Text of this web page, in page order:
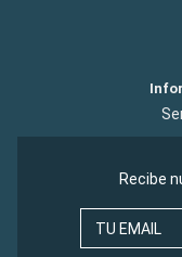
Recibe
TU EMAIL